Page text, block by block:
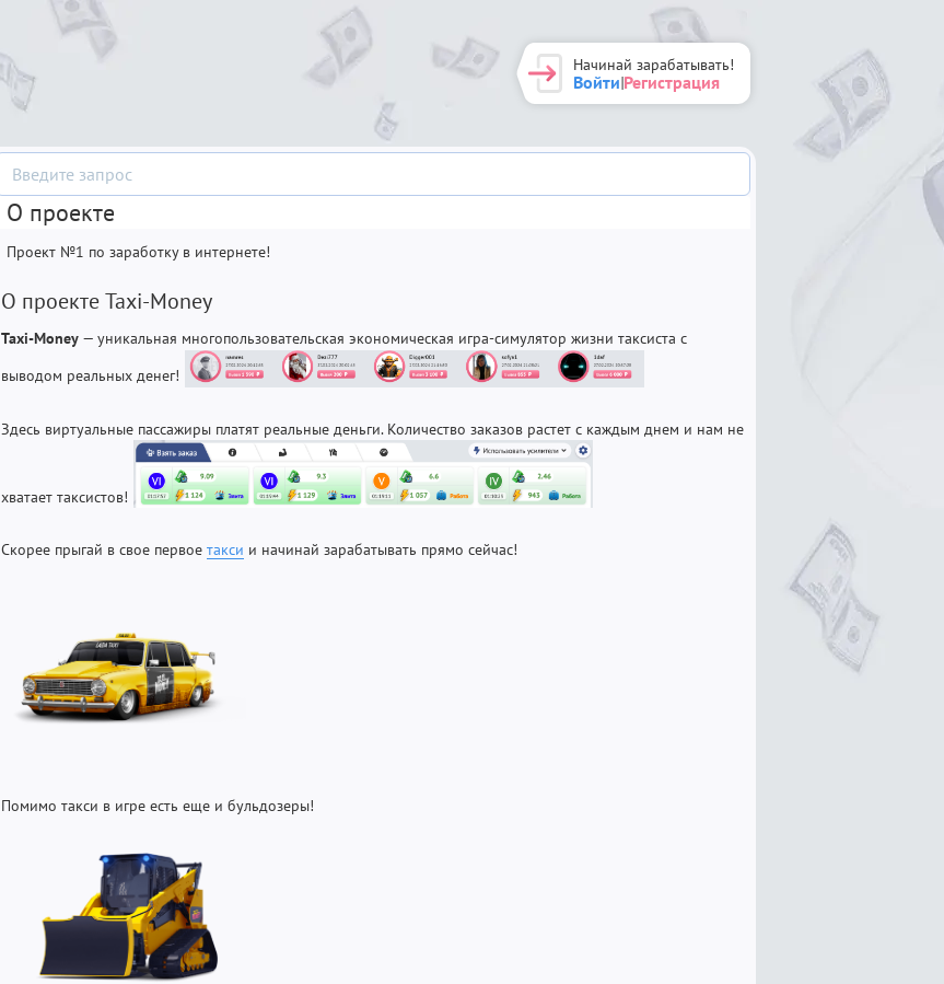
Начинай зарабатывать!
Войти|Регистрация
О проекте
Проект №1 по заработку в интернете!
О проекте Taxi-Money
Taxi-Money — уникальная многопользовательская экономическая игра-симулятор жизни таксиста с
выводом реальных денег!
Здесь виртуальные пассажиры платят реальные деньги. Количество заказов растет с каждым днем и нам не
хватает таксистов!
Скорее прыгай в свое первое такси и начинай зарабатывать прямо сейчас!
Помимо такси в игре есть еще и бульдозеры!